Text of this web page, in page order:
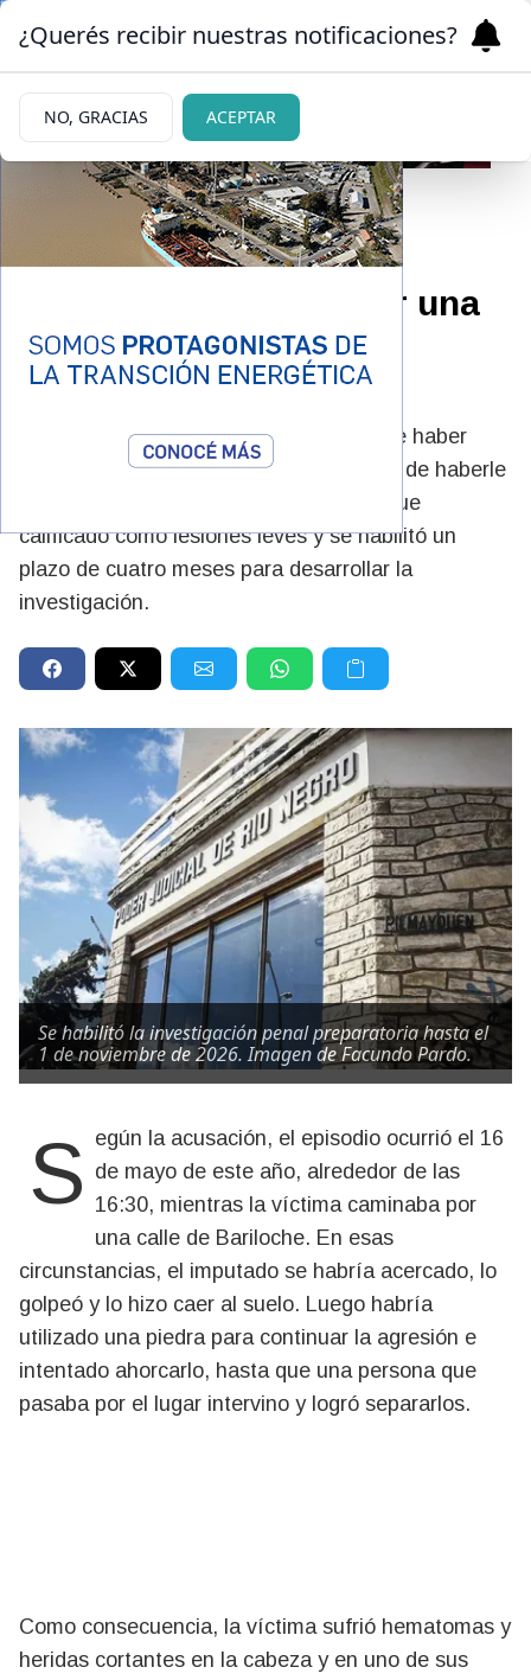
Formularon cargos por una
agresión entre vecinos
ocurrida en Bariloche
Un hombre fue acusado esta mañana de haber
golpeado a un vecino en la vía pública y de haberle
provocado distintas lesiones. El hecho fue
calificado como lesiones leves y se habilitó un
plazo de cuatro meses para desarrollar la
investigación.
Se habilitó la investigación penal preparatoria hasta el
1 de noviembre de 2026. Imagen de Facundo Pardo.
Según la acusación, el episodio ocurrió el 16 de mayo de este año, alrededor de las
16:30, mientras la víctima caminaba por
una calle de Bariloche. En esas
circunstancias, el imputado se habría acercado, lo
golpeó y lo hizo caer al suelo. Luego habría
utilizado una piedra para continuar la agresión e
intentado ahorcarlo, hasta que una persona que
pasaba por el lugar intervino y logró separarlos.
Como consecuencia, la víctima sufrió hematomas y
heridas cortantes en la cabeza y en uno de sus
¿Querés recibir nuestras notificaciones?
NO, GRACIAS ACEPTAR